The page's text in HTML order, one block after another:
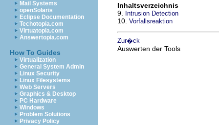
Mail Systems
openSolaris
Eclipse Documentation
Techotopia.com
Virtuatopia.com
Answertopia.com
How To Guides
Virtualization
General System Admin
Linux Security
Linux Filesystems
Web Servers
Graphics & Desktop
PC Hardware
Windows
Problem Solutions
Privacy Policy
Inhaltsverzeichnis
9.
Intrusion Detection
10. Vorfallsreaktion
Zur�ck
Auswerten der Tools